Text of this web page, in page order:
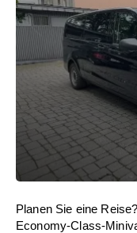
Planen Sie eine
Economy-Class-